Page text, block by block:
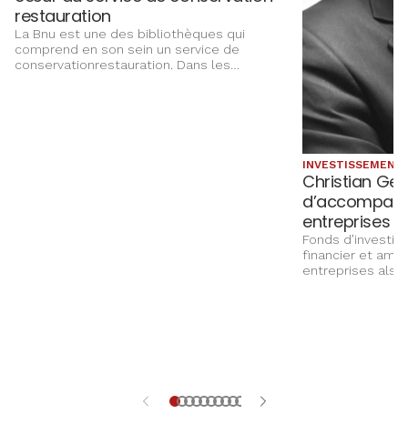
restauration
La Bnu est une des bibliothèques qui
comprend en son sein un service de
conservationrestauration. Dans les
Christian
entreprises
Fonds
financier et
entreprises